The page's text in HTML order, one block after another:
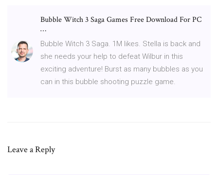
Bubble Witch 3 Saga Games Free Download For PC
…
Bubble Witch 3 Saga. 1M likes. Stella is back and
she needs your help to defeat Wilbur in this
exciting adventure! Burst as many bubbles as you
can in this bubble shooting puzzle game.
Leave a Reply